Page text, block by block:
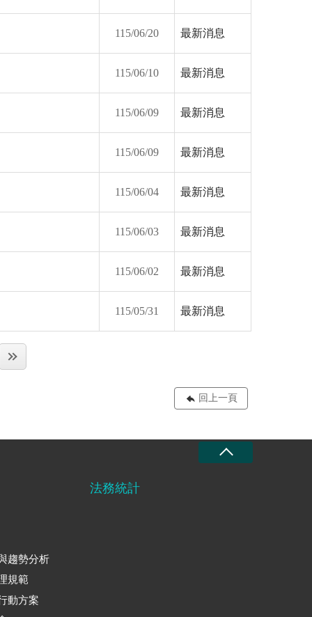
115/06/20 最新消息
115/06/10 最新消息
115/06/09 最新消息
115/06/09 最新消息
115/06/04 最新消息
115/06/03 最新消息
115/06/02 最新消息
115/05/31 最新消息
回上一頁
趨勢分析
規範
動方案
法務統計